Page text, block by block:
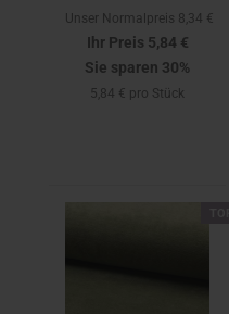
Unser Normalpreis 8,34 €
Ihr Preis 5,84 €
Sie sparen 30%
5,84 € pro Stück